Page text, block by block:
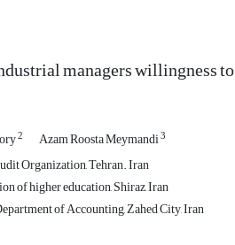
managers willingness
2 Azam Roosta Meymandi3
Organization, Tehran. Iran
of higher education, Shiraz, Iran
of Accounting, Zahed City, Iran